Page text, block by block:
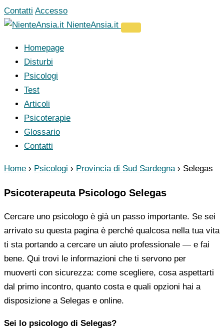
Vai
al
Contatti Accesso
NienteAnsia.it
Homepage
Disturbi
Psicologi
Test
Articoli
Psicoterapie
Glossario
Contatti
Home › Psicologi › Provincia di Sud Sardegna › Selegas
Psicoterapeuta Psicologo Selegas
Cercare uno psicologo è già un passo importante. Se sei
arrivato su questa pagina è perché qualcosa nella tua vita
ti sta portando a cercare un aiuto professionale — e fai
bene. Qui trovi le informazioni che ti servono per
muoverti con sicurezza: come scegliere, cosa aspettarti
dal primo incontro, quanto costa e quali opzioni hai a
disposizione a Selegas e online.
Sei lo psicologo di Selegas?